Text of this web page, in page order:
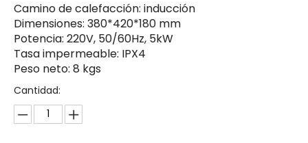
Camino de calefacción: inducción
Dimensiones: 380*420*180 mm
Potencia: 220V, 50/60Hz, 5kW
Tasa impermeable: IPX4
Peso neto: 8 kgs
Cantidad: